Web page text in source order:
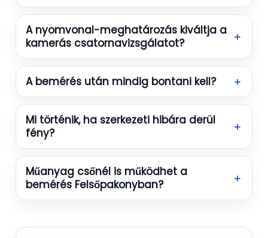
A nyomvonal-meghatározás kiváltja a
kamerás csatornavizsgálatot?
＋
A bemérés után mindig bontani kell? ＋
Mi történik, ha szerkezeti hibára derül
fény?
＋
Műanyag csőnél is működhet a
bemérés Felsőpakonyban?
＋